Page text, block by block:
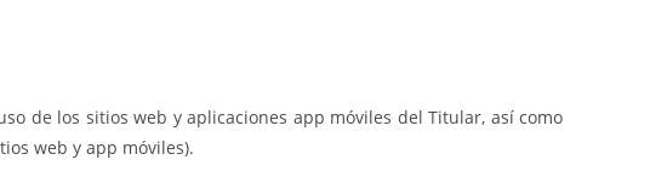
de los sitios web y aplicaciones app móviles del Titular, así como
web y app móviles).